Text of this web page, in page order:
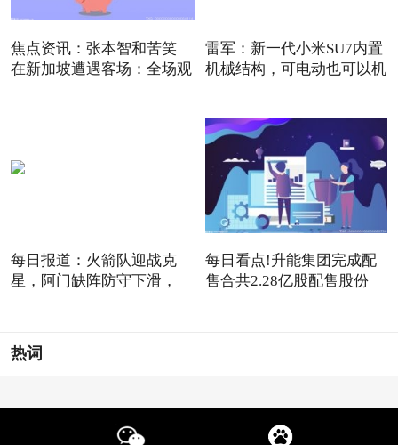
焦点资讯：张本智和苦笑
在新加坡遭遇客场：全场观
雷军：新一代小米SU7内置
机械结构，可电动也可以机
每日报道：火箭队迎战克
星，阿门缺阵防守下滑，
每日看点!升能集团完成配
售合共2.28亿股配售股份
热词